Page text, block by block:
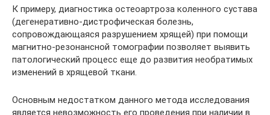
К примеру, диагностика остеоартроза коленного сустава
(дегенеративно-дистрофическая болезнь,
сопровождающаяся разрушением хрящей) при помощи
магнитно-резонансной томографии позволяет выявить
патологический процесс еще до развития необратимых
изменений в хрящевой ткани.
Основным недостатком данного метода исследования
является невозможность его проведения при наличии в